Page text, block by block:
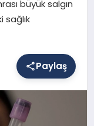
büyük salgın
sağlık
Paylaş